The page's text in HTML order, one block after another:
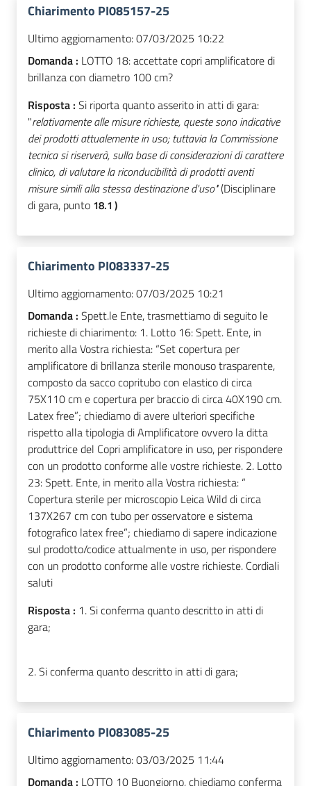
Chiarimento PI085157-25
Ultimo aggiornamento:07/03/2025 10:22
Domanda : LOTTO 18: accettate copri amplificatore di
brillanza con diametro 100 cm?
Risposta : Si riporta quanto asserito in atti di gara:
"relativamente alle misure richieste, queste sono indicative
dei prodotti attualemente in uso; tuttavia la Commissione
tecnica si riserverà, sulla base di considerazioni di carattere
clinico, di valutare la riconducibilità di prodotti aventi
misure simili alla stessa destinazione d'uso"(Disciplinare
di gara, punto 18.1 )
Chiarimento PI083337-25
Ultimo aggiornamento:07/03/2025 10:21
Domanda : Spett.le Ente, trasmettiamo di seguito le
richieste di chiarimento: 1. Lotto 16: Spett. Ente, in
merito alla Vostra richiesta: “Set copertura per
amplificatore di brillanza sterile monouso trasparente,
composto da sacco copritubo con elastico di circa
75X110 cm e copertura per braccio di circa 40X190 cm.
Latex free”; chiediamo di avere ulteriori specifiche
rispetto alla tipologia di Amplificatore ovvero la ditta
produttrice del Copri amplificatore in uso, per rispondere
con un prodotto conforme alle vostre richieste. 2. Lotto
23: Spett. Ente, in merito alla Vostra richiesta: “
Copertura sterile per microscopio Leica Wild di circa
137X267 cm con tubo per osservatore e sistema
fotografico latex free”; chiediamo di sapere indicazione
sul prodotto/codice attualmente in uso, per rispondere
con un prodotto conforme alle vostre richieste. Cordiali
saluti
Risposta : 1. Si conferma quanto descritto in atti di
gara;
2. Si conferma quanto descritto in atti di gara;
Chiarimento PI083085-25
Ultimo aggiornamento:03/03/2025 11:44
Domanda : LOTTO 10 Buongiorno, chiediamo conferma